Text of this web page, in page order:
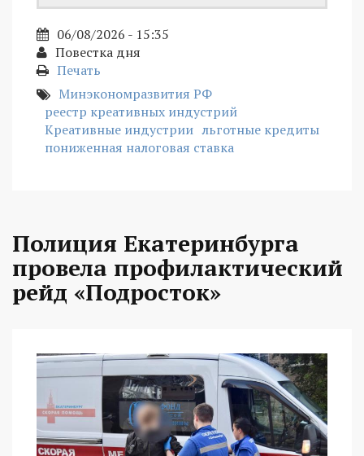
06/08/2026 - 15:35
Повестка дня
Печать
Минэкономразвития РФ
реестр креативных индустрий
Креативные индустрии льготные кредиты
пониженная налоговая ставка
Полиция Екатеринбурга
провела профилактический
рейд «Подросток»